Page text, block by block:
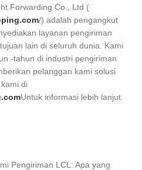
Forwarding Co., Ltd (
/) adalah pengangkut
layanan pengiriman
lain di seluruh dunia. Kami
-tahun di industri pengiriman
pelanggan kami solusi
di
Untuk informasi lebih lanjut.
Pengiriman LCL: Apa yang